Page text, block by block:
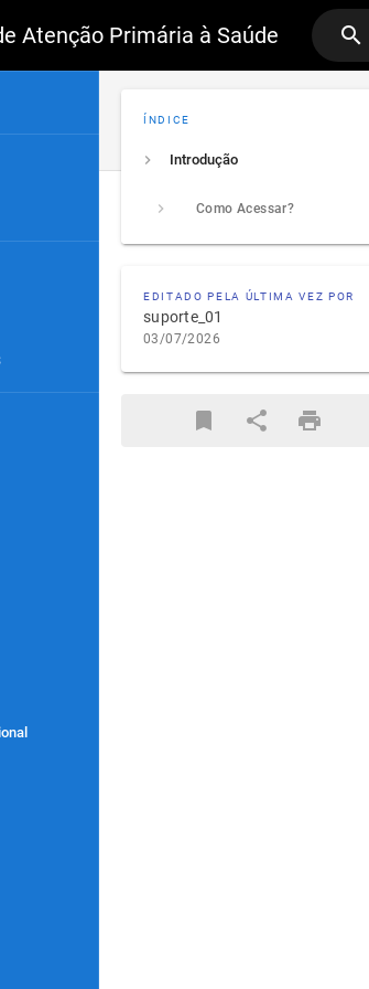
Atenção Primária à Saúde
ÍNDICE
Introdução
Como Acessar?
EDITADO PELA ÚLTIMA VEZ POR
suporte_01
03/07/2026